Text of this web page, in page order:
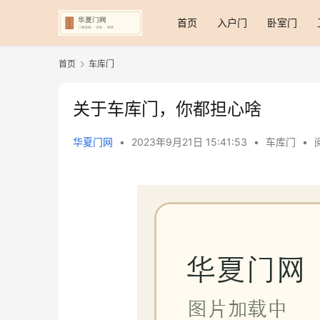
首页 入户门 卧室门
首页 车库门
关于车库门，你都担心啥
华夏门网 • 2023年9月21日 15:41:53 • 车库门 •